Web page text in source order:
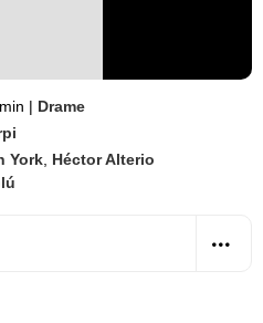
| Drame
York Héctor Alterio